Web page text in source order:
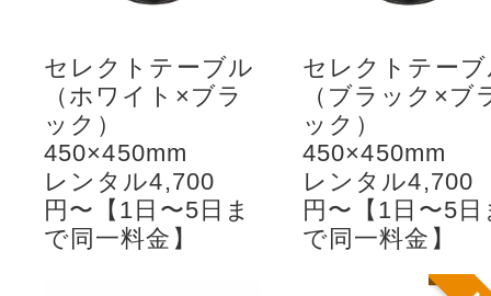
セレクトテーブル
（ホワイト×ブラ
ック）
450×450mm
レンタル4,700
円〜【1日〜5日ま
で同一料金】
セレクトテー
（ブラック×ブ
ック）
450×450mm
レンタル4,700
円〜【1日〜5日
で同一料金】